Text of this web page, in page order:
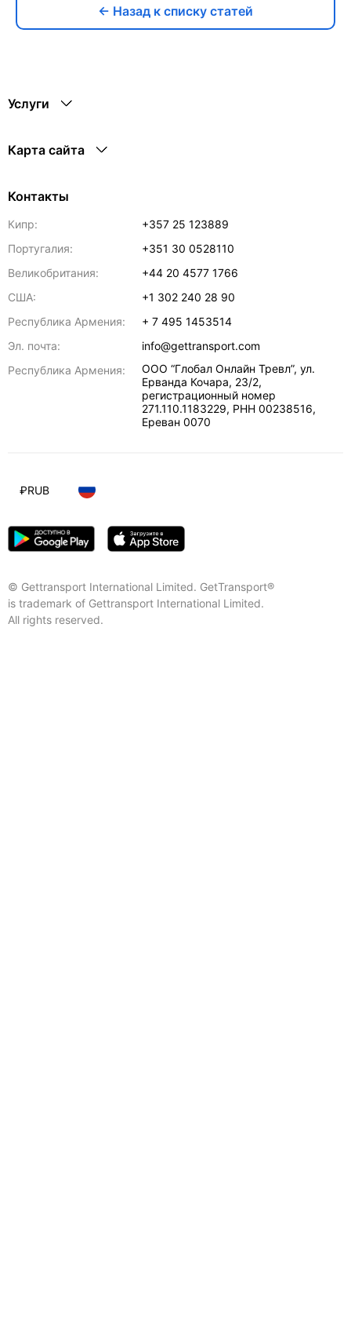
← Назад к списку статей
Услуги
Карта сайта
Контакты
Кипр:
+357 25 123889
Португалия:
+351 30 0528110
Великобритания:
+44 20 4577 1766
США:
+1 302 240 28 90
Республика Армения:
+ 7 495 1453514
Эл. почта:
info@gettransport.com
Республика Армения:
ООО “Глобал Онлайн Тревл”, ул.
Ерванда Кочара, 23/2,
регистрационный номер
271.110.1183229, РНН 00238516,
Ереван 0070
© Gettransport International Limited. GetTransport®
is trademark of Gettransport International Limited.
All rights reserved.
₽RUB